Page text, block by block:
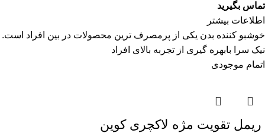
تماس بگیرید
اطلاعات بیشتر
خوشبو کننده بدن یکی از پرمصرف ترین محصولات در بین افراد است.
نیک سرا بابهره گیری از تجربه بالای افراد
اتمام موجودی
ريمل تقويت مژه لاكچری كوين